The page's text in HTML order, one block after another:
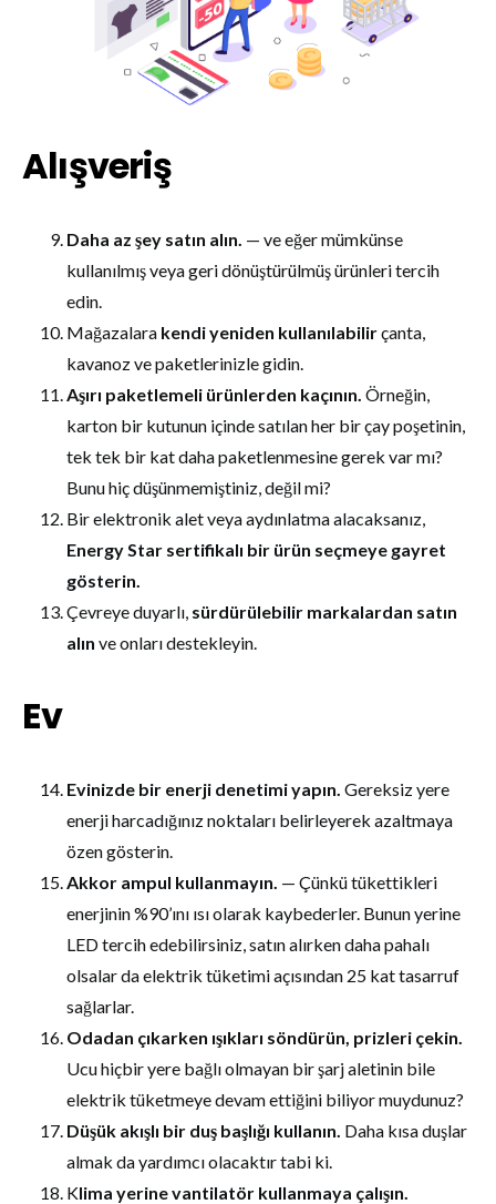
Alışveriş
Daha az şey satın alın. — ve eğer mümkünse
kullanılmış veya geri dönüştürülmüş ürünleri tercih
edin.
Mağazalara kendi yeniden kullanılabilirçanta,
kavanoz ve paketlerinizle gidin.
Aşırı paketlemeli ürünlerden kaçının. Örneğin,
karton bir kutunun içinde satılan her bir çay poşetinin,
tek tek bir kat daha paketlenmesine gerek var mı?
Bunu hiç düşünmemiştiniz, değil mi?
Bir elektronik alet veya aydınlatma alacaksanız,
Energy Star sertifikalı bir ürün seçmeye gayret
gösterin.
Çevreye duyarlı, sürdürülebilir markalardan satın
alın ve onları destekleyin.
Ev
Evinizde bir enerji denetimi yapın. Gereksiz yere
enerji harcadığınız noktaları belirleyerek azaltmaya
özen gösterin.
Akkor ampul kullanmayın. — Çünkü tükettikleri
enerjinin %90’ını ısı olarak kaybederler. Bunun yerine
LED tercih edebilirsiniz, satın alırken daha pahalı
olsalar da elektrik tüketimi açısından 25 kat tasarruf
sağlarlar.
Odadan çıkarken ışıkları söndürün, prizleri çekin.
Ucu hiçbir yere bağlı olmayan bir şarj aletinin bile
elektrik tüketmeye devam ettiğini biliyor muydunuz?
Düşük akışlı bir duş başlığı kullanın. Daha kısa duşlar
almak da yardımcı olacaktır tabi ki.
Klima yerine vantilatör kullanmaya çalışın.